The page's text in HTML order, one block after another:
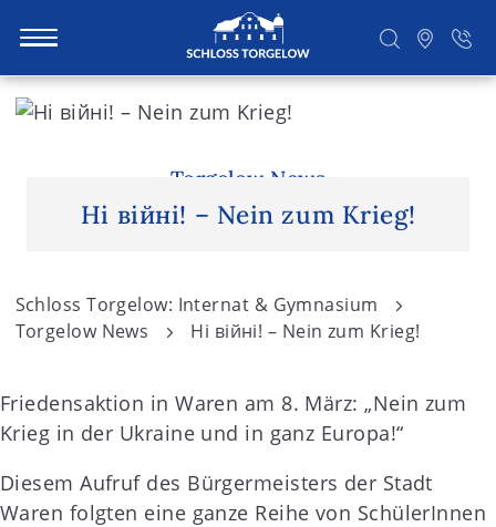
S
n
t
Torgelow News
Нi вiйнi! – Nein zum Krieg!
Schloss Torgelow: Internat & Gymnasium
Torgelow News
Нi вiйнi! – Nein zum Krieg!
Friedensaktion in Waren am 8. März: „Nein zum
Krieg in der Ukraine und in ganz Europa!“
Diesem Aufruf des Bürgermeisters der Stadt
Waren folgten eine ganze Reihe von SchülerInnen